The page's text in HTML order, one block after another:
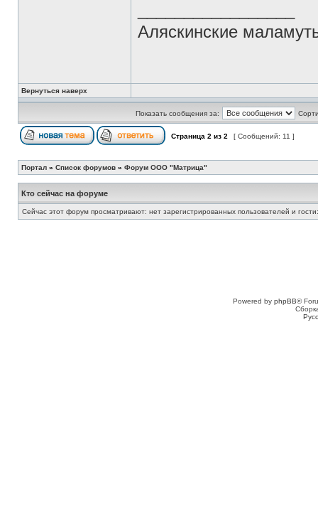
Аляскинские
Вернуться наверх
Показать сообщения за:
Страница 2 из 2 [ Сообщений: 11 ]
Портал » Список форумов » Форум ООО "Матрица"
Кто сейчас на форуме
Сейчас этот форум просматривают: нет зарегистрированных пользователей и
Powered by phpBB®